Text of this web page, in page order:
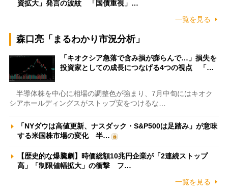
資拡大」発言の波紋 「国債重視」…
一覧を見る
森口亮「まるわかり市況分析」
「キオクシア急落で含み損が膨らんで…」損失を
投資家としての成長につなげる4つの視点 「…
半導体株を中心に相場の調整色が強まり、7月中旬にはキオク
シアホールディングスがストップ安をつけるな…
「NYダウは高値更新、ナスダック・S&P500は足踏み」が意味
する米国株市場の変化 半…
【歴史的な爆騰劇】時価総額10兆円企業が「2連続ストップ
高」「制限値幅拡大」の衝撃 フ…
一覧を見る